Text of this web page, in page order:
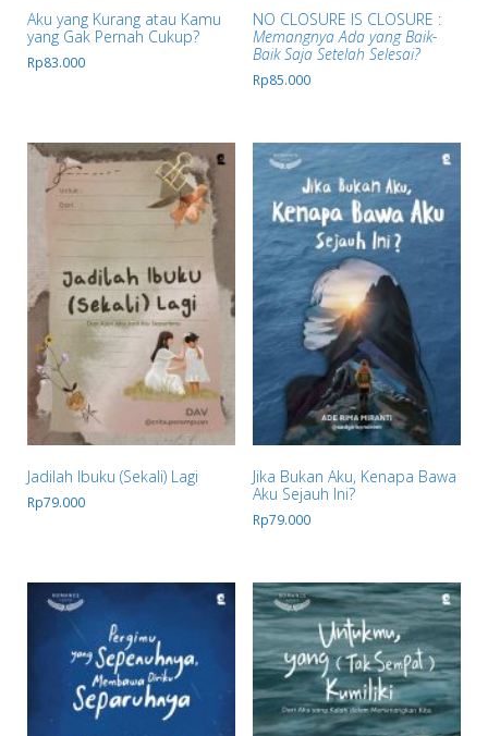
Aku yang Kurang atau Kamu
yang Gak Pernah Cukup?
Rp83.000
NO CLOSURE IS CLOSURE :
Memangnya Ada yang Baik-
Baik Saja Setelah Selesai?
Rp85.000
Jadilah Ibuku (Sekali) Lagi
Rp79.000
Jika Bukan Aku, Kenapa Bawa
Aku Sejauh Ini?
Rp79.000